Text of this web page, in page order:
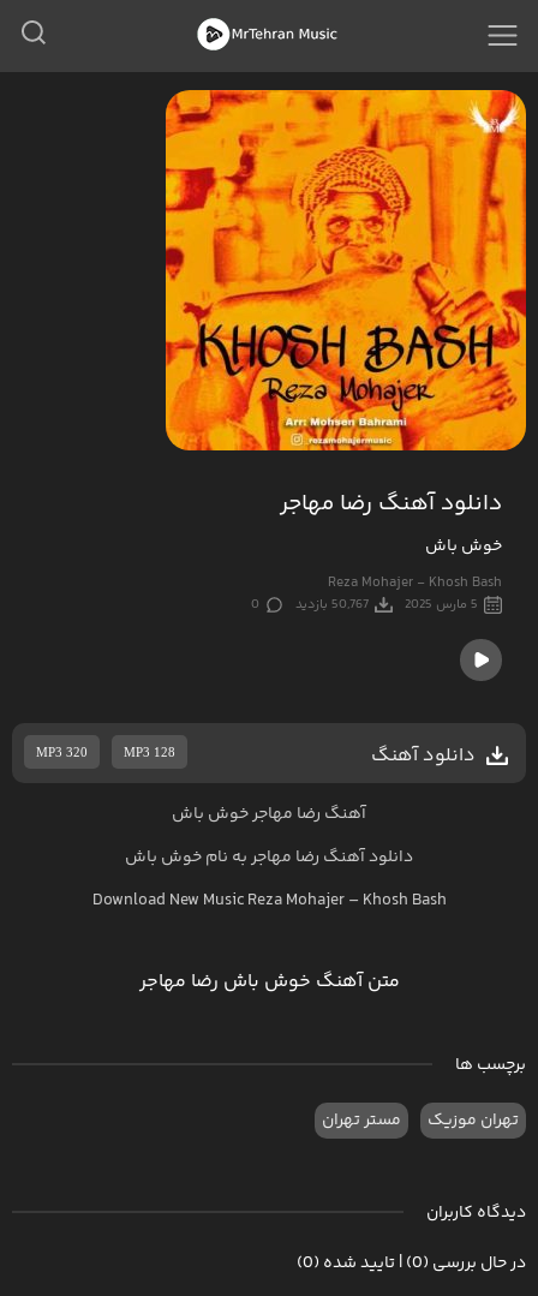
دانلود آهنگ رضا مهاجر
خوش باش
Reza Mohajer - Khosh Bash
5 مارس 2025 50,767 بازدید 0
دانلود آهنگ MP3 320 MP3 128
آهنگ رضا مهاجر خوش باش
دانلود آهنگ رضا مهاجربه نامخوش باش
Download New MusicReza Mohajer– Khosh Bash
متن آهنگ خوش باش رضا مهاجر
برچسب ها
تهران موزیک مستر تهران
دیدگاه کاربران
در حال بررسی (0) | تایید شده (0)